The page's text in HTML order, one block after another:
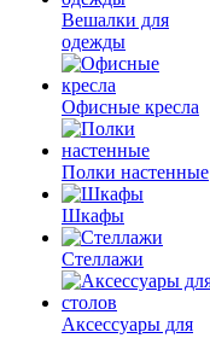
Вешалки для
одежды
Офисные кресла
Полки настенные
Шкафы
Стеллажи
Аксессуары для